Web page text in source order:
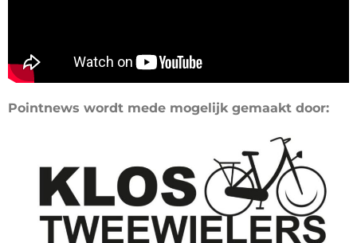
Pointnews wordt mede mogelijk gemaakt door: